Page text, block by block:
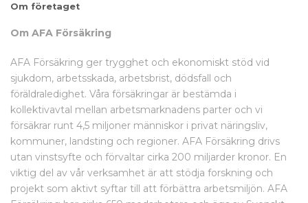
Om företaget
Om AFA Försäkring
AFA Försäkring ger trygghet och ekonomiskt stöd vid
sjukdom, arbetsskada, arbetsbrist, dödsfall och
föräldraledighet. Våra försäkringar är bestämda i
kollektivavtal mellan arbetsmarknadens parter och vi
försäkrar runt 4,5 miljoner människor i privat näringsliv,
kommuner, landsting och regioner. AFA Försäkring drivs
utan vinstsyfte och förvaltar cirka 200 miljarder kronor. En
viktig del av vår verksamhet är att stödja forskning och
projekt som aktivt syftar till att förbättra arbetsmiljön. AFA